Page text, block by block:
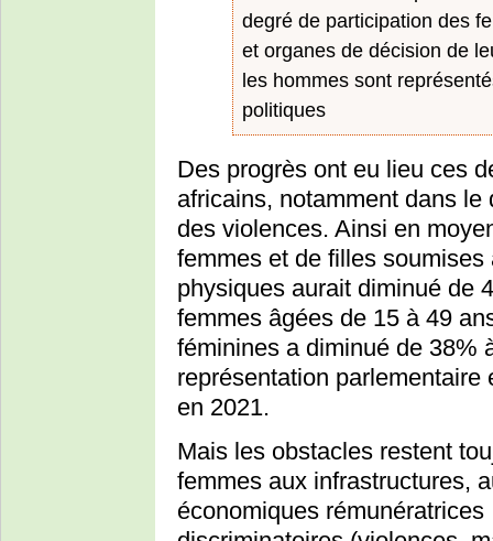
degré de participation des
et organes de décision de
les hommes sont
politiques
Des progrès ont eu lieu ces
africains, notamment dans le
des violences. Ainsi en
femmes et de filles
physiques aurait diminué de
femmes âgées de 15 à 49
féminines a diminué de 38%
représentation
en 2021.
Mais les obstacles restent
femmes aux infrastructures,
économiques